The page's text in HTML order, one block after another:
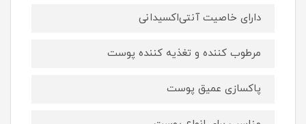
دارای خاصیت آنتی‌اکسیدانی
مرطوب کننده و تغذیه کننده پوست
پاکسازی عمیق پوست